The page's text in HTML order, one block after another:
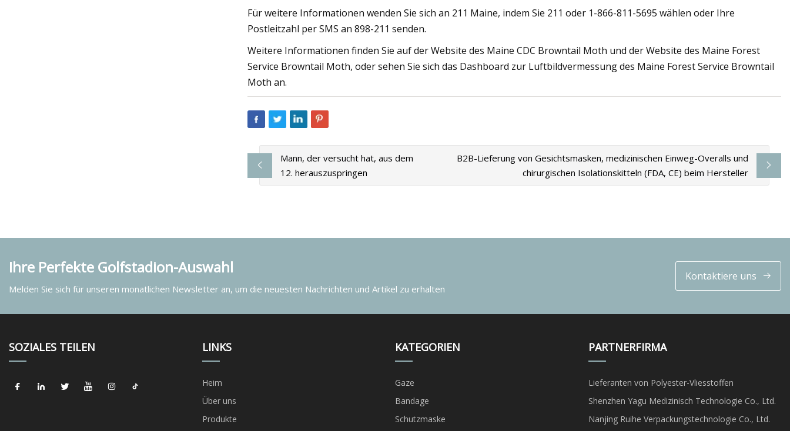
Für weitere Informationen wenden Sie sich an 211 Maine, indem Sie 211 oder 1-866-811-5695 wählen oder Ihre
Postleitzahl per SMS an 898-211 senden.
Weitere Informationen finden Sie auf der Website des Maine CDC Browntail Moth und der Website des Maine Forest
Service Browntail Moth, oder sehen Sie sich das Dashboard zur Luftbildvermessung des Maine Forest Service Browntail
Moth an.
Mann, der versucht hat, aus dem
12. herauszuspringen
B2B-Lieferung von Gesichtsmasken, medizinischen Einweg-Overalls und
chirurgischen Isolationskitteln (FDA, CE) beim Hersteller
Ihre Perfekte Golfstadion-Auswahl
Melden Sie sich für unseren monatlichen Newsletter an, um die neuesten Nachrichten und Artikel zu erhalten
Kontaktiere uns
SOZIALES TEILEN LINKS
Heim
Über uns
Produkte
KATEGORIEN
Gaze
Bandage
Schutzmaske
PARTNERFIRMA
Lieferanten von Polyester-Vliesstoffen
Shenzhen Yagu Medizinisch Technologie Co., Ltd.
Nanjing Ruihe Verpackungstechnologie Co., Ltd.